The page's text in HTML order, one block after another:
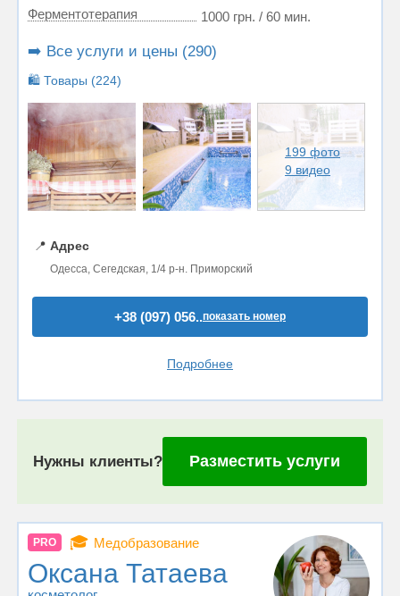
Ферментотерапия 1000 грн. / 60 мин.
➡️ Все услуги и цены (290)
🛍️ Товары (224)
199 фото
9 видео
📍 Адрес
Одесса, Сегедская, 1/4 р-н. Приморский
+38 (097) 056..показать номер
Подробнее
Нужны клиенты? Разместить услуги
PRO 🎓 Медобразование
Оксана Татаева